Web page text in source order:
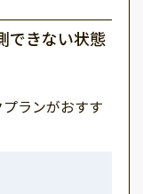
できない状態
ランがおすす